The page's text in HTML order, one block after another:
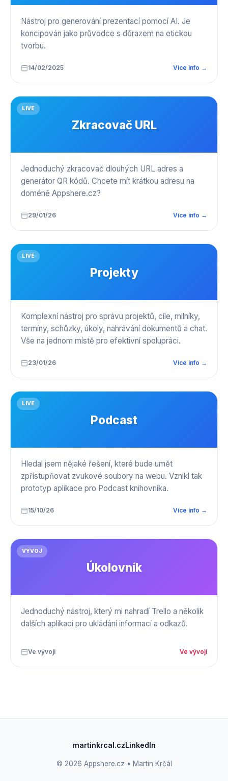
Nástroj pro generování prezentací pomocí AI. Je
koncipován jako průvodce s důrazem na etickou
tvorbu.
14/02/2025 Více info →
LIVE
Zkracovač URL
Jednoduchý zkracovač dlouhých URL adres a
generátor QR kódů. Chcete mít krátkou adresu na
doméně Appshere.cz?
29/01/26 Více info →
LIVE
Projekty
Komplexní nástroj pro správu projektů, cíle, milníky,
termíny, schůzky, úkoly, nahrávání dokumentů a chat.
Vše na jednom místě pro efektivní spolupráci.
23/01/26 Více info →
LIVE
Podcast
Hledal jsem nějaké řešení, které bude umět
zpřístupňovat zvukové soubory na webu. Vznikl tak
prototyp aplikace pro Podcast knihovníka.
15/10/26 Více info →
VÝVOJ
Úkolovník
Jednoduchý nástroj, který mi nahradí Trello a několik
dalších aplikací pro ukládání informací a odkazů.
Ve vývoji Ve vývoji
martinkrcal.czLinkedIn
© 2026 Appshere.cz • Martin Krčál